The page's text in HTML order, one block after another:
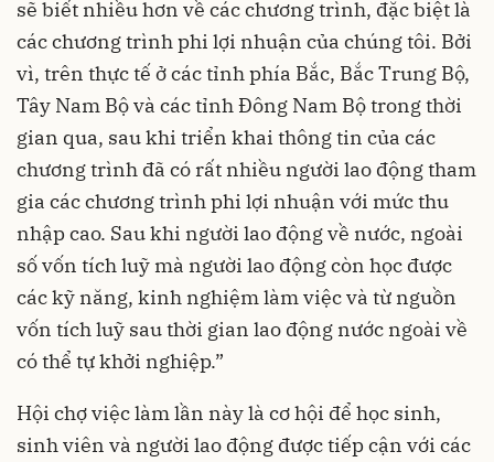
sẽ biết nhiều hơn về các chương trình, đặc biệt là
các chương trình phi lợi nhuận của chúng tôi. Bởi
vì, trên thực tế ở các tỉnh phía Bắc, Bắc Trung Bộ,
Tây Nam Bộ và các tỉnh Đông Nam Bộ trong thời
gian qua, sau khi triển khai thông tin của các
chương trình đã có rất nhiều người lao động tham
gia các chương trình phi lợi nhuận với mức thu
nhập cao. Sau khi người lao động về nước, ngoài
số vốn tích luỹ mà người lao động còn học được
các kỹ năng, kinh nghiệm làm việc và từ nguồn
vốn tích luỹ sau thời gian lao động nước ngoài về
có thể tự khởi nghiệp.”
Hội chợ việc làm lần này là cơ hội để học sinh,
sinh viên và người lao động được tiếp cận với các